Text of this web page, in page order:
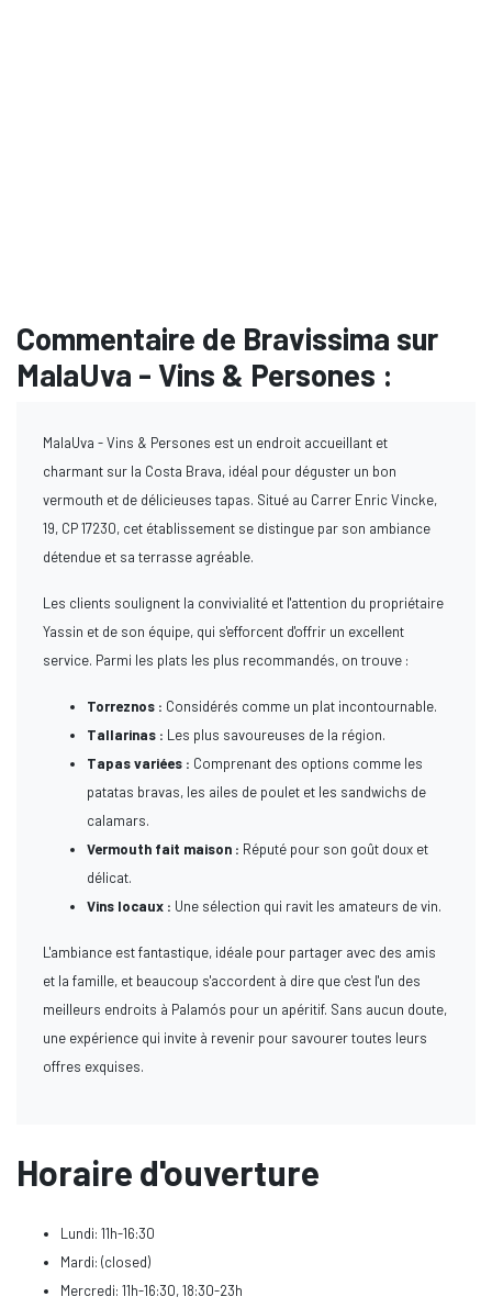
Commentaire de Bravissima sur
MalaUva - Vins & Persones :
MalaUva - Vins & Persones est un endroit accueillant et
charmant sur la Costa Brava, idéal pour déguster un bon
vermouth et de délicieuses tapas. Situé au Carrer Enric Vincke,
19, CP 17230, cet établissement se distingue par son ambiance
détendue et sa terrasse agréable.
Les clients soulignent la convivialité et l'attention du propriétaire
Yassin et de son équipe, qui s'efforcent d'offrir un excellent
service. Parmi les plats les plus recommandés, on trouve :
Torreznos : Considérés comme un plat incontournable.
Tallarinas : Les plus savoureuses de la région.
Tapas variées : Comprenant des options comme les
patatas bravas, les ailes de poulet et les sandwichs de
calamars.
Vermouth fait maison : Réputé pour son goût doux et
délicat.
Vins locaux : Une sélection qui ravit les amateurs de vin.
L'ambiance est fantastique, idéale pour partager avec des amis
et la famille, et beaucoup s'accordent à dire que c'est l'un des
meilleurs endroits à Palamós pour un apéritif. Sans aucun doute,
une expérience qui invite à revenir pour savourer toutes leurs
offres exquises.
Horaire d'ouverture
Lundi: 11h-16:30
Mardi: (closed)
Mercredi: 11h-16:30, 18:30-23h